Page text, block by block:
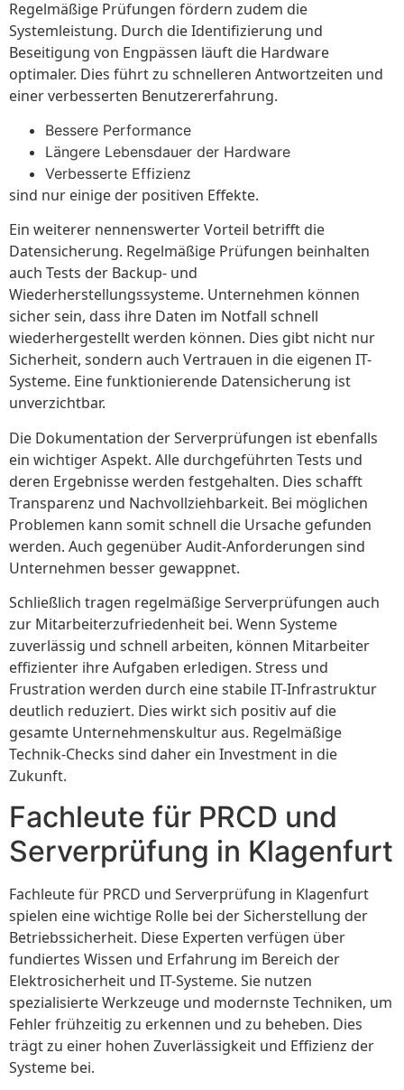
Regelmäßige Prüfungen fördern zudem die
Systemleistung. Durch die Identifizierung und
Beseitigung von Engpässen läuft die Hardware
optimaler. Dies führt zu schnelleren Antwortzeiten und
einer verbesserten Benutzererfahrung.
Bessere Performance
Längere Lebensdauer der Hardware
Verbesserte Effizienz
sind nur einige der positiven Effekte.
Ein weiterer nennenswerter Vorteil betrifft die
Datensicherung. Regelmäßige Prüfungen beinhalten
auch Tests der Backup- und
Wiederherstellungssysteme. Unternehmen können
sicher sein, dass ihre Daten im Notfall schnell
wiederhergestellt werden können. Dies gibt nicht nur
Sicherheit, sondern auch Vertrauen in die eigenen IT-
Systeme. Eine funktionierende Datensicherung ist
unverzichtbar.
Die Dokumentation der Serverprüfungen ist ebenfalls
ein wichtiger Aspekt. Alle durchgeführten Tests und
deren Ergebnisse werden festgehalten. Dies schafft
Transparenz und Nachvollziehbarkeit. Bei möglichen
Problemen kann somit schnell die Ursache gefunden
werden. Auch gegenüber Audit-Anforderungen sind
Unternehmen besser gewappnet.
Schließlich tragen regelmäßige Serverprüfungen auch
zur Mitarbeiterzufriedenheit bei. Wenn Systeme
zuverlässig und schnell arbeiten, können Mitarbeiter
effizienter ihre Aufgaben erledigen. Stress und
Frustration werden durch eine stabile IT-Infrastruktur
deutlich reduziert. Dies wirkt sich positiv auf die
gesamte Unternehmenskultur aus. Regelmäßige
Technik-Checks sind daher ein Investment in die
Zukunft.
Fachleute für PRCD und
Serverprüfung in Klagenfurt
Fachleute für PRCD und Serverprüfung in Klagenfurt
spielen eine wichtige Rolle bei der Sicherstellung der
Betriebssicherheit. Diese Experten verfügen über
fundiertes Wissen und Erfahrung im Bereich der
Elektrosicherheit und IT-Systeme. Sie nutzen
spezialisierte Werkzeuge und modernste Techniken, um
Fehler frühzeitig zu erkennen und zu beheben. Dies
trägt zu einer hohen Zuverlässigkeit und Effizienz der
Systeme bei.